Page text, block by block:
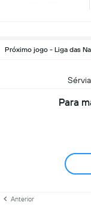
Próximo jogo - Liga das
Sérvia
Para
Anterior